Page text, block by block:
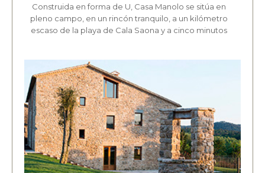
Construida en forma de U, Casa Manolo se sitúa en
pleno campo, en un rincón tranquilo, a un kilómetro
escaso de la playa de Cala Saona y a cinco minutos